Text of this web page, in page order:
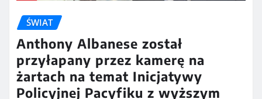
ŚWIAT
Anthony Albanese został
przyłapany przez kamerę na
żartach na temat Inicjatywy
Policyjnej Pacyfiku z wyższym